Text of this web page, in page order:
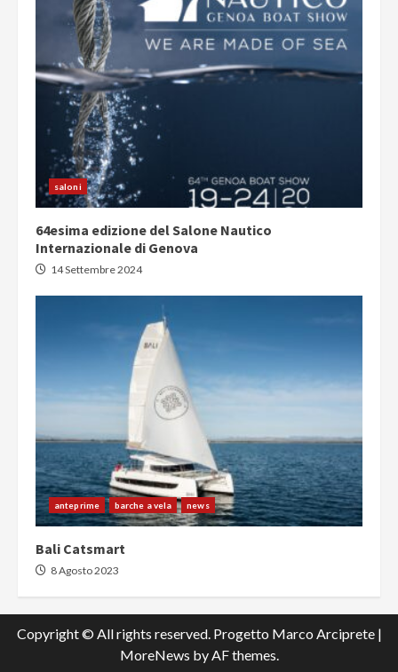
saloni
64esima edizione del Salone Nautico
Internazionale di Genova
14 Settembre 2024
anteprime barche a vela news
Bali Catsmart
8 Agosto 2023
Copyright © All rights reserved. Progetto Marco Arciprete |
MoreNews by AF themes.